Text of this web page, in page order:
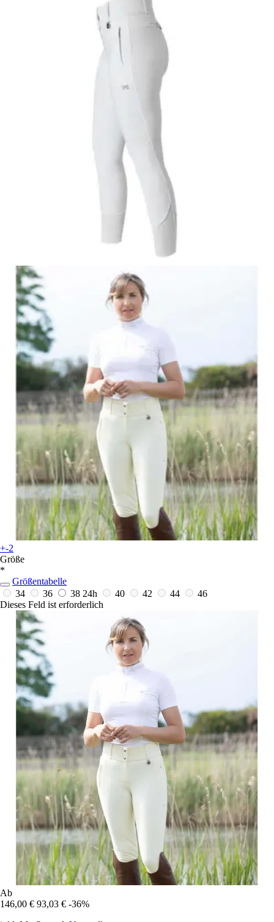
+-2
Größe
*
Größentabelle
34
36 38 24h 40 42 44
46
Dieses Feld ist erforderlich
Ab
146,00 € 93,03 € -36%